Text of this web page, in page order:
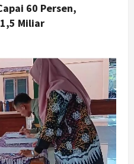
60 Persen,
Miliar